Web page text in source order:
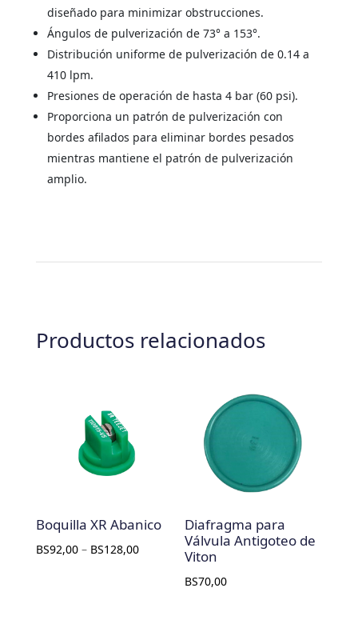
diseñado para minimizar obstrucciones.
Ángulos de pulverización de 73° a 153°.
Distribución uniforme de pulverización de 0.14 a
410 lpm.
Presiones de operación de hasta 4 bar (60 psi).
Proporciona un patrón de pulverización con
bordes afilados para eliminar bordes pesados
mientras mantiene el patrón de pulverización
amplio.
Productos relacionados
Boquilla XR Abanico
BS92,00– BS128,00
Diafragma para
Válvula Antigoteo de
Viton
BS70,00